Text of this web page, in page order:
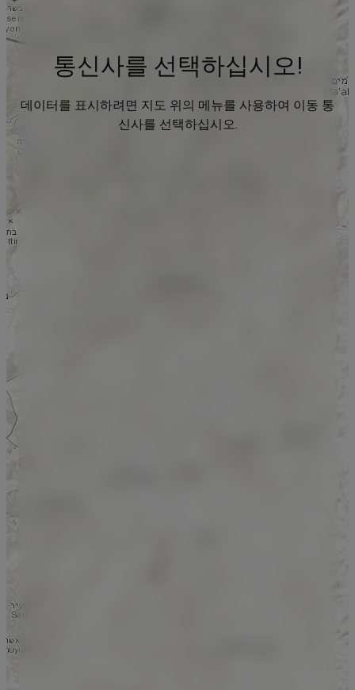
통신사를 선택하십시오!
데이터를 표시하려면 지도 위의 메뉴를 사용하여 이동 통
신사를 선택하십시오.